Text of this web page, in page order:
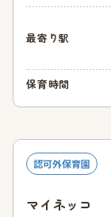
最寄り駅
保育時間
認可外保育園
マイネッコ